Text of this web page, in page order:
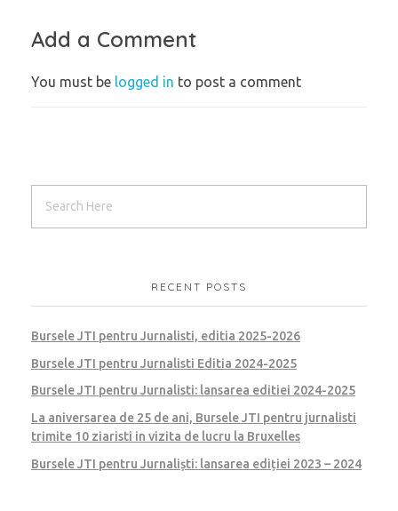
Add a Comment
You must be logged in to post a comment
RECENT POSTS
Bursele JTI pentru Jurnalisti, editia 2025-2026
Bursele JTI pentru Jurnalisti Editia 2024-2025
Bursele JTI pentru Jurnalisti: lansarea editiei 2024-2025
La aniversarea de 25 de ani, Bursele JTI pentru jurnalisti
trimite 10 ziaristi in vizita de lucru la Bruxelles
Bursele JTI pentru Jurnaliști: lansarea ediției 2023 – 2024